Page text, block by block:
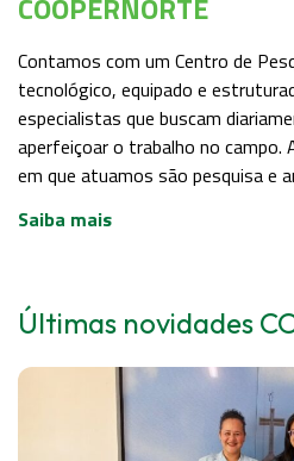
Contamos com um Centro de
tecnológico, equipado e
especialistas que buscam
aperfeiçoar o trabalho no campo.
em que atuamos são pesquisa e
Saiba mais
Últimas novidades